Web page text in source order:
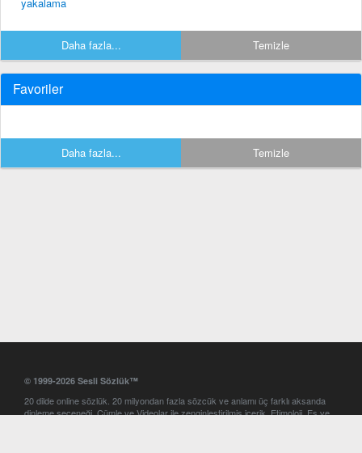
Daha fazla... Temizle
Favoriler
Daha fazla... Temizle
© 1999-2026 Sesli Sözlük™
20 dilde online sözlük. 20 milyondan fazla sözcük ve anlamı üç farklı aksanda
dinleme seçeneği. Cümle ve Videolar ile zenginleştirilmiş içerik. Etimoloji, Eş ve